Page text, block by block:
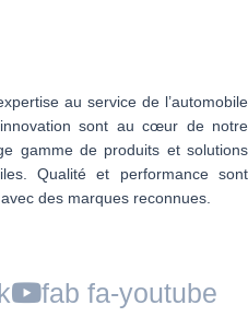
au service de l’automobile
sont au cœur de notre
gamme de produits et solutions
Qualité et performance sont
des marques reconnues.
fab fa-youtube